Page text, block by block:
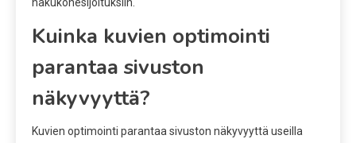
Kuinka kuvien optimointi
parantaa sivuston
näkyvyyttä?
Kuvien optimointi parantaa sivuston näkyvyyttä useilla